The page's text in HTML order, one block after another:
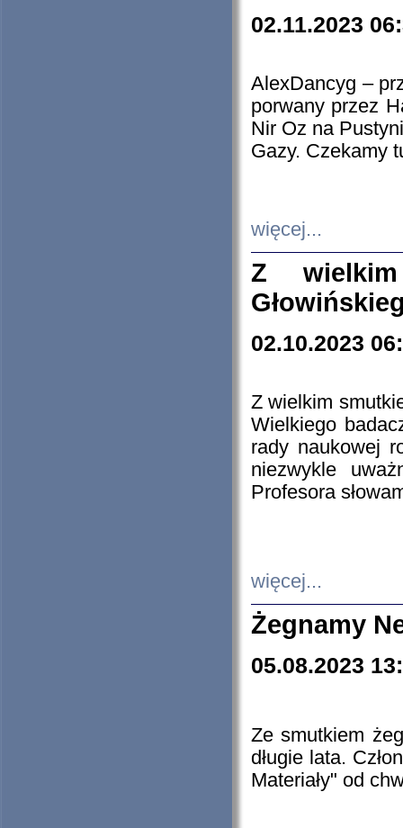
02.11.2023
AlexDancyg –
porwany przez
Nir Oz na
Gazy. Czekamy
więcej...
Z
02.10.2023
Z wielkim
Wielkiego
rady naukowej
niezwykle
Profesora
więcej...
Żegnamy
05.08.2023
Ze smutkiem
długie lata.
Materiały" od